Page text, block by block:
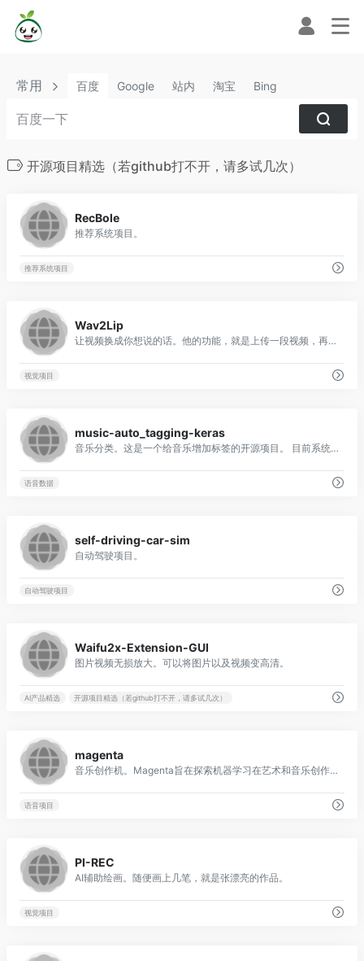
常用 百度 Google 站内 淘宝 Bing
开源项目精选（若github打不开，请多试几次）
RecBole
推荐系统项目。
推荐系统项目
Wav2Lip
让视频换成你想说的话。他的功能，就是上传一段视频，再上传一段音频，算法会让视频中的人物说出音频文件的内容。 通过机器学习让发音与嘴型进行匹配。
视觉项目
music-auto_tagging-keras
音乐分类。这是一个给音乐增加标签的开源项目。 目前系统中已包含的标签： [“摇滚”，“流行”，“另类”，“独立”，“电子”，“女歌手”， “舞蹈”，“ 00s”，“另类摇滚”，“爵士”，“美丽”，“金属”， “放松”，“男歌手”，“经典摇滚”，“灵魂”，“独立摇滚”， “音乐”，“电子音乐”，“80年代' ，'民间'，'90年代'，'chill'，'instrumental'， 'punk'，'oldies'，'blues'，'hard rock'，'ambient'，'acoustic，'experimental'， 'female vocalist'，'guitar'，'Hip-Hop ”，“ 70年代”，“派对”，“国家”，“轻松聆听”， “性感”，“醒目”，“放克”，“电子”，“重金属”，“渐进摇滚”， “ 60年代”，“ rnb”，“独立流行音乐”，“悲伤”，“房子”，“快乐” ]
语音数据
self-driving-car-sim
自动驾驶项目。
自动驾驶项目
Waifu2x-Extension-GUI
图片视频无损放大。可以将图片以及视频变高清。
AI产品精选 开源项目精选（若github打不开，请多试几次）
magenta
音乐创作机。Magenta旨在探索机器学习在艺术和音乐创作过程中的作用。
语音项目
PI-REC
AI辅助绘画。随便画上几笔，就是张漂亮的作品。
视觉项目